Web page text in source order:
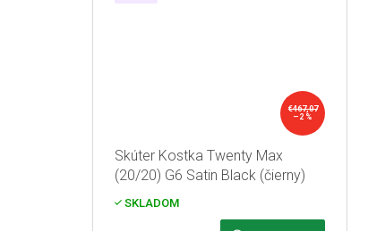
€467,07
–2 %
Skúter Kostka Twenty Max
(20/20) G6 Satin Black (čierny)
SKLADOM